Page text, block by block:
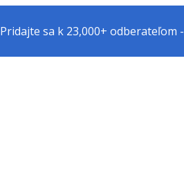
Pridajte sa k 23,000+ odberateľom -